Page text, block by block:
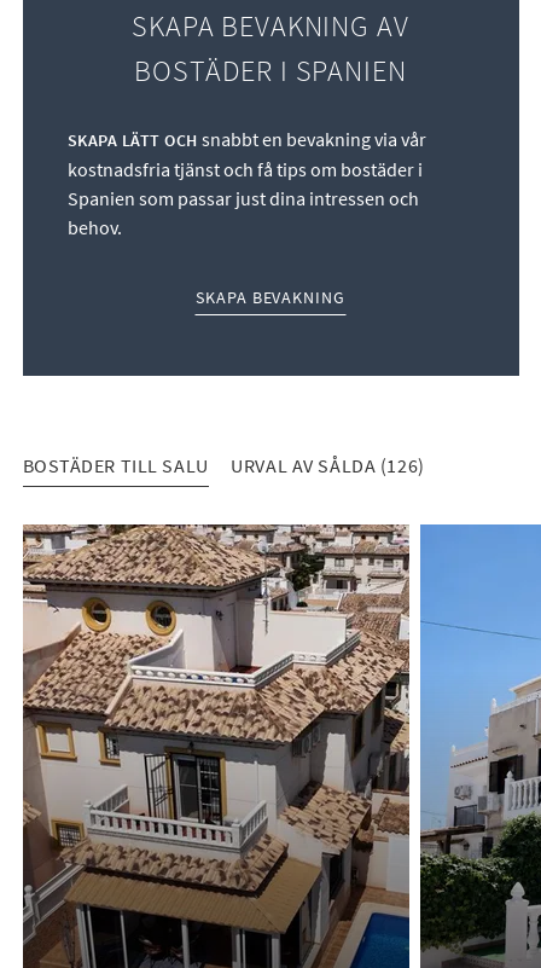
SKAPA BEVAKNING AV
BOSTÄDER I SPANIEN
SKAPA LÄTT OCH snabbt en bevakning via vår
kostnadsfria tjänst och få tips om bostäder i
Spanien som passar just dina intressen och
behov.
SKAPA BEVAKNING
BOSTÄDER TILL SALU URVAL AV SÅLDA (126)
BOSTÄDER TILL SALU